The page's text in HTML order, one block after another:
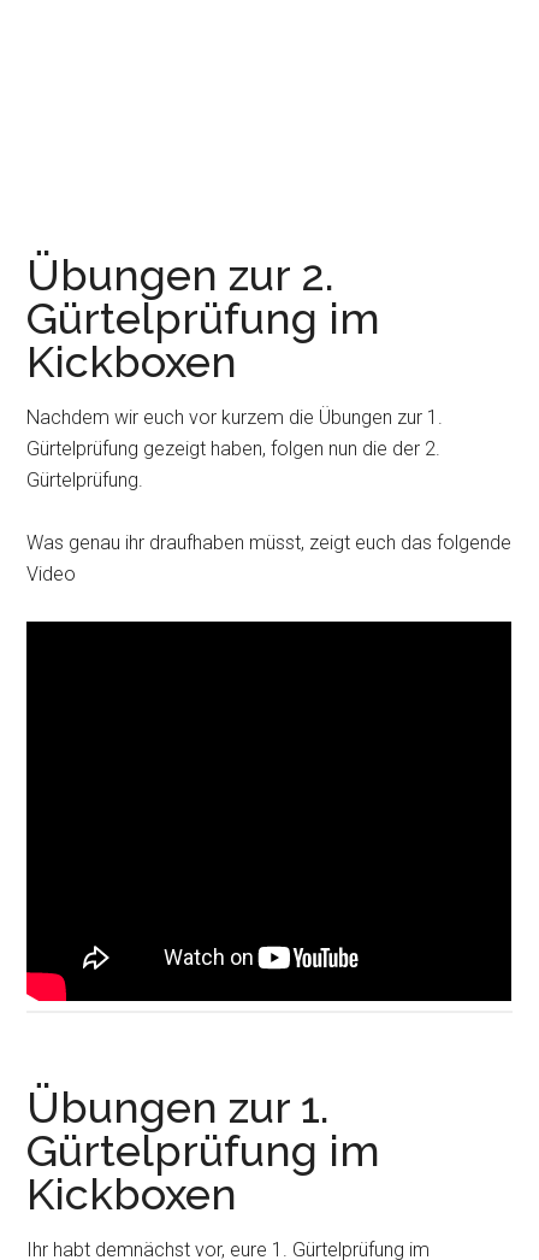
Übungen zur 2.
Gürtelprüfung im
Kickboxen
Nachdem wir euch vor kurzem die Übungen zur 1.
Gürtelprüfung gezeigt haben, folgen nun die der 2.
Gürtelprüfung.
Was genau ihr draufhaben müsst, zeigt euch das folgende
Video
Übungen zur 1.
Gürtelprüfung im
Kickboxen
Ihr habt demnächst vor, eure 1. Gürtelprüfung im